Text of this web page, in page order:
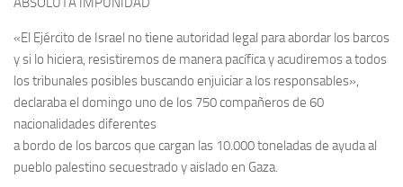
«El Ejército de Israel no tiene autoridad legal para abordar los barcos
y si lo hiciera, resistiremos de manera pacífica y acudiremos a todos
los tribunales posibles buscando enjuiciar a los responsables»,
declaraba el domingo uno de los 750 compañeros de 60
nacionalidades diferentes
a bordo de los barcos que cargan las 10.000 toneladas de ayuda al
pueblo palestino secuestrado y aislado en Gaza.